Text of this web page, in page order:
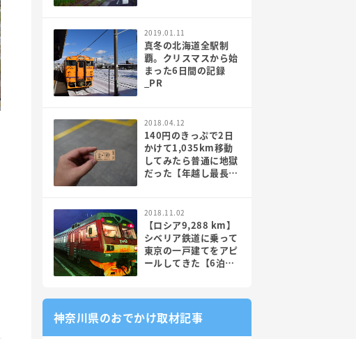
2019.01.11
真冬の北海道全駅制
覇。クリスマスから始
まった6日間の記録
_PR
2018.04.12
140円のきっぷで2日
かけて1,035km移動
してみたら普通に地獄
だった【年越し最長大
2018.11.02
【ロシア9,288 km】
シベリア鉄道に乗って
東京の一戸建てをアピ
ールしてきた【6泊7
神奈川県のおでかけ取材記事